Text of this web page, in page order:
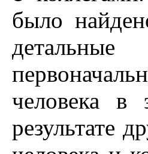
было
человека в
результате